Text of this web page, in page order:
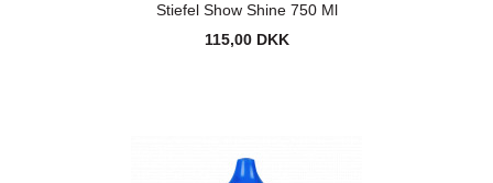
Stiefel Show Shine 750 Ml
115,00 DKK